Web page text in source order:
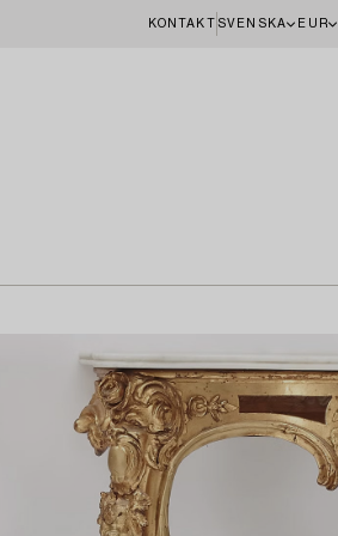
KONTAKT SVENSKA EUR